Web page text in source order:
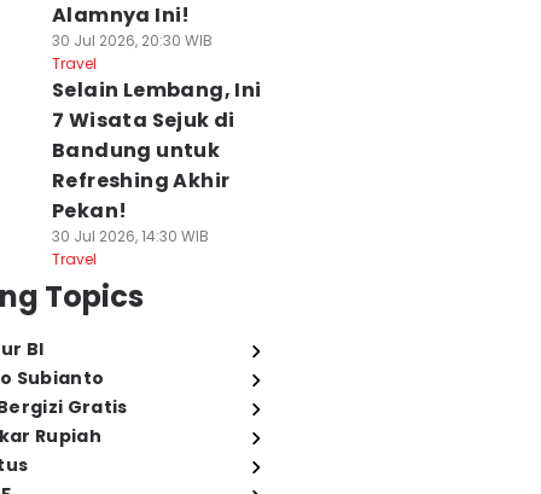
Alamnya Ini!
30 Jul 2026, 20:30 WIB
Travel
Selain Lembang, Ini
7 Wisata Sejuk di
Bandung untuk
Refreshing Akhir
Pekan!
30 Jul 2026, 14:30 WIB
Travel
Topics
BI
Subianto
Gratis
Rupiah